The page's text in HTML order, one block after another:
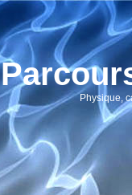
Physique,